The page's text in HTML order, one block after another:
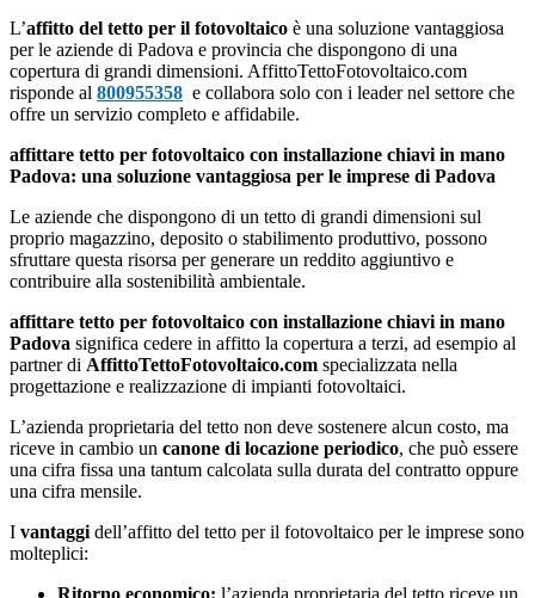
L’affitto del tetto per il fotovoltaico è una soluzione vantaggiosa
per le aziende di Padova e provincia che dispongono di una
copertura di grandi dimensioni. AffittoTettoFotovoltaico.com
risponde al 800955358 e collabora solo con i leader nel settore che
offre un servizio completo e affidabile.
affittare tetto per fotovoltaico con installazione chiavi in mano
Padova: una soluzione vantaggiosa per le imprese di Padova
Le aziende che dispongono di un tetto di grandi dimensioni sul
proprio magazzino, deposito o stabilimento produttivo, possono
sfruttare questa risorsa per generare un reddito aggiuntivo e
contribuire alla sostenibilità ambientale.
affittare tetto per fotovoltaico con installazione chiavi in mano
Padova significa cedere in affitto la copertura a terzi, ad esempio al
partner di AffittoTettoFotovoltaico.com specializzata nella
progettazione e realizzazione di impianti fotovoltaici.
L’azienda proprietaria del tetto non deve sostenere alcun costo, ma
riceve in cambio un canone di locazione periodico, che può essere
una cifra fissa una tantum calcolata sulla durata del contratto oppure
una cifra mensile.
I vantaggi dell’affitto del tetto per il fotovoltaico per le imprese sono
molteplici: